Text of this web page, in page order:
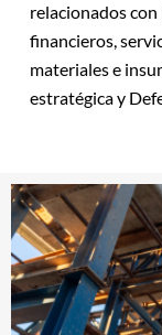
relacionados
financieros,
materiales e
estratégica y